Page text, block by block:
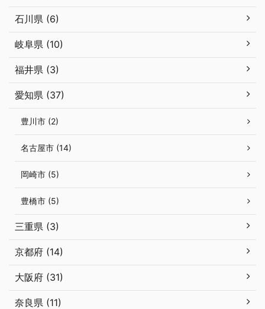
石川県 (6)
岐阜県 (10)
福井県 (3)
愛知県 (37)
豊川市 (2)
名古屋市 (14)
岡崎市 (5)
豊橋市 (5)
三重県 (3)
京都府 (14)
大阪府 (31)
奈良県 (11)